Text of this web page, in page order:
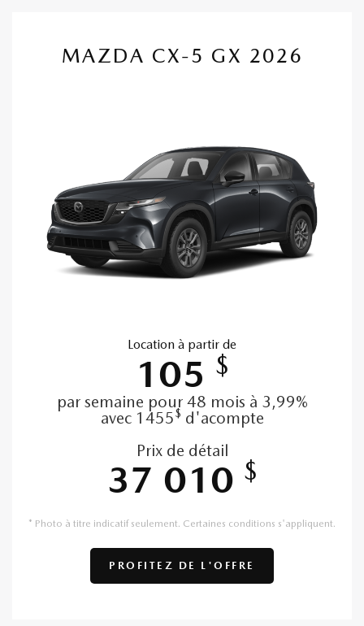
MAZDA CX-5 GX 2026
Location à partir de
105 $
par semaine pour 48 mois à 3,99%
avec 1455$ d'acompte
Prix de détail
37 010 $
* Photo à titre indicatif seulement. Certaines conditions s'appliquent.
PROFITEZ DE L'OFFRE